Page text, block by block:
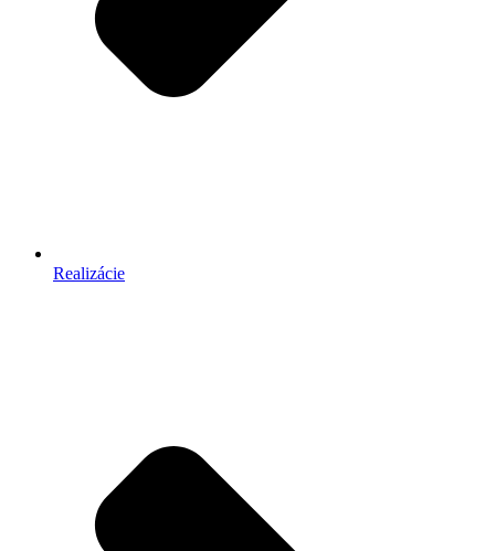
Realizácie